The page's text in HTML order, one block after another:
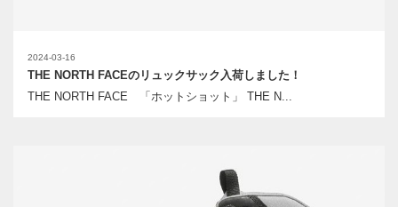
2024-03-16
THE NORTH FACEのリュックサック入荷しました！
THE NORTH FACE 「ホットショット」 THE N...